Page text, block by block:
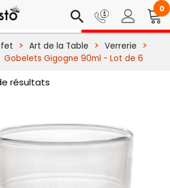
search 0
Art de la Table
Verrerie
Gobelets Gigogne 90ml - Lot de 6
résultats